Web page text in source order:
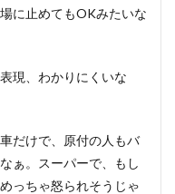
に止めてもOKみたいな
現、わかりにくいな
だけで、原付の人もバ
ぁ。スーパーで、もし
っちゃ怒られそうじゃ